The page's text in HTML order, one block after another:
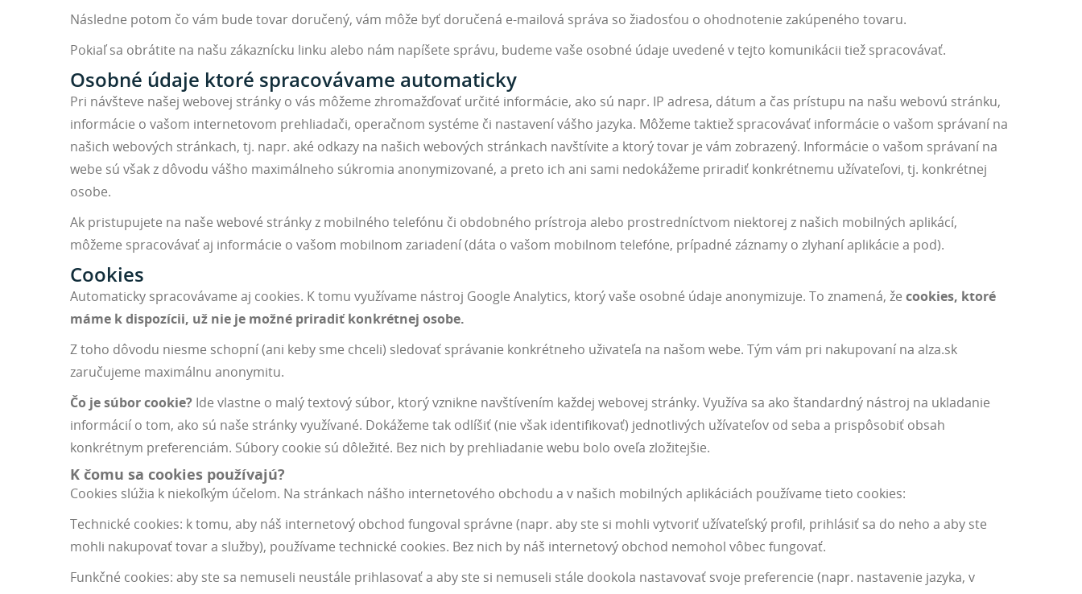
Následne potom čo vám bude tovar doručený, vám môže byť doručená e-mailová správa so žiadosťou o ohodnotenie zakúpeného tovaru.
Pokiaľ sa obrátite na našu zákaznícku linku alebo nám napíšete správu, budeme vaše osobné údaje uvedené v tejto komunikácii tiež spracovávať.
Osobné údaje ktoré spracovávame automaticky
Pri návšteve našej webovej stránky o vás môžeme zhromažďovať určité informácie, ako sú napr. IP adresa, dátum a čas prístupu na našu webovú stránku,
informácie o vašom internetovom prehliadači, operačnom systéme či nastavení vášho jazyka. Môžeme taktiež spracovávať informácie o vašom správaní na
našich webových stránkach, tj. napr. aké odkazy na našich webových stránkach navštívite a ktorý tovar je vám zobrazený. Informácie o vašom správaní na
webe sú však z dôvodu vášho maximálneho súkromia anonymizované, a preto ich ani sami nedokážeme priradiť konkrétnemu užívateľovi, tj. konkrétnej
osobe.
Ak pristupujete na naše webové stránky z mobilného telefónu či obdobného prístroja alebo prostredníctvom niektorej z našich mobilných aplikácí,
môžeme spracovávať aj informácie o vašom mobilnom zariadení (dáta o vašom mobilnom telefóne, prípadné záznamy o zlyhaní aplikácie a pod).
Cookies
Automaticky spracovávame aj cookies. K tomu využívame nástroj Google Analytics, ktorý vaše osobné údaje anonymizuje. To znamená, že cookies, ktoré
máme k dispozícii, už nie je možné priradiť konkrétnej osobe.
Z toho dôvodu niesme schopní (ani keby sme chceli) sledovať správanie konkrétneho uživateľa na našom webe. Tým vám pri nakupovaní na alza.sk
zaručujeme maximálnu anonymitu.
Čo je súbor cookie? Ide vlastne o malý textový súbor, ktorý vznikne navštívením každej webovej stránky. Využíva sa ako štandardný nástroj na ukladanie
informácií o tom, ako sú naše stránky využívané. Dokážeme tak odlíšiť (nie však identifikovať) jednotlivých užívateľov od seba a prispôsobiť obsah
konkrétnym preferenciám. Súbory cookie sú dôležité. Bez nich by prehliadanie webu bolo oveľa zložitejšie.
K čomu sa cookies používajú?
Cookies slúžia k niekoľkým účelom. Na stránkach nášho internetového obchodu a v našich mobilných aplikáciách používame tieto cookies:
Technické cookies: k tomu, aby náš internetový obchod fungoval správne (napr. aby ste si mohli vytvoriť užívateľský profil, prihlásiť sa do neho a aby ste
mohli nakupovať tovar a služby), používame technické cookies. Bez nich by náš internetový obchod nemohol vôbec fungovať.
Funkčné cookies: aby ste sa nemuseli neustále prihlasovať a aby ste si nemuseli stále dookola nastavovať svoje preferencie (napr. nastavenie jazyka, v